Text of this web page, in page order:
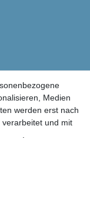
Medien
werden erst nach
und mit